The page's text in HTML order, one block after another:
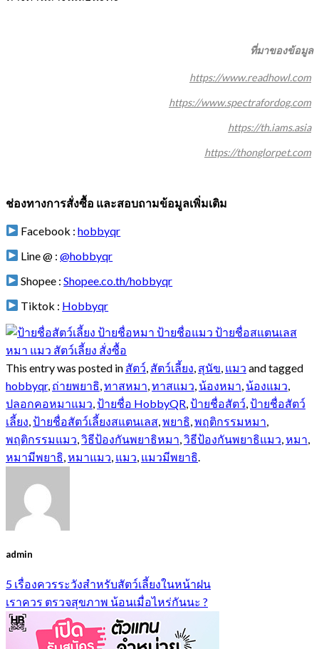
ที่มาของข้อมูล
https://www.readhowl.com
https://www.spectrafordog.com
https://th.iams.asia
https://thonglorpet.com
ช่องทางการสั่งซื้อ และสอบถามข้อมูลเพิ่มเติม
Facebook :hobbyqr
Line @ :@hobbyqr
Shopee :Shopee.co.th/hobbyqr
Tiktok : Hobbyqr
This entry was posted in สัตว์, สัตว์เลี้ยง, สุนัข, แมว and tagged
hobbyqr, ถ่ายพยาธิ,ทาสหมา,ทาสแมว, น้องหมา, น้องแมว,
ปลอกคอหมาแมว,ป้ายชื่อ HobbyQR,ป้ายชื่อสัตว์,ป้ายชื่อสัตว์
เลี้ยง,ป้ายชื่อสัตว์เลี้ยงสแตนเลส,พยาธิ,พฤติกรรมหมา,
พฤติกรรมแมว,วิธีป้องกันพยาธิหมา,วิธีป้องกันพยาธิแมว,หมา,
หมามีพยาธิ,หมาแมว, แมว, แมวมีพยาธิ.
admin
5 เรื่องควรระวังสำหรับสัตว์เลี้ยงในหน้าฝน
เราควร ตรวจสุขภาพ น้อนเมื่อไหร่กันนะ ?